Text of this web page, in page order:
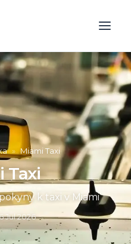
» Miami Taxi
Taxi
k taxi v Miami
Jul 2026